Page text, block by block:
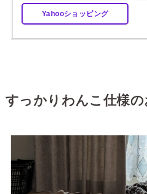
Yahooショッピング
すっかりわんこ仕様の